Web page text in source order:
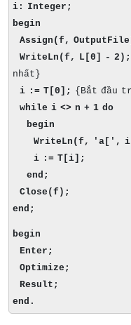
i: Integer;
begin
Assign(f,
WriteLn(f, L[0] - 2);
nhất}
i := T[0]; {Bắt đầu
while i <> n + 1 do
begin
WriteLn(f, 'a[',
i := T[i];
end;
Close(f);
end;
begin
Enter;
Optimize;
Result;
end.